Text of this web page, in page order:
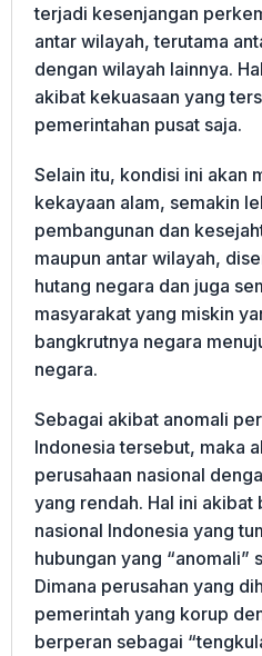
terjadi kesenjangan
antar wilayah, terutama
dengan wilayah lainnya.
akibat kekuasaan yang
pemerintahan pusat saja.
Selain itu, kondisi ini akan
kekayaan alam, semakin
pembangunan dan
maupun antar wilayah,
hutang negara dan juga
masyarakat yang miskin
bangkrutnya negara
negara.
Sebagai akibat anomali
Indonesia tersebut, maka
perusahaan nasional
yang rendah. Hal ini akibat
nasional Indonesia yang
hubungan yang “anomali”
Dimana perusahan yang
pemerintah yang korup
berperan sebagai